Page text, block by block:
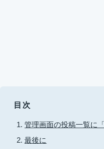
目次
管理画面の投稿一覧に
最後に